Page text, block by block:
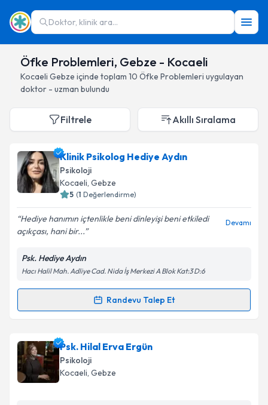
Doktor, klinik ara...
Öfke Problemleri, Gebze - Kocaeli
Kocaeli Gebze içinde toplam 10 Öfke Problemleri uygulayan
doktor - uzman bulundu
Filtrele Akıllı Sıralama
Klinik Psikolog Hediye Aydın
Psikoloji
Kocaeli, Gebze
5 (1 Değerlendirme)
Hediye hanımın içtenlikle beni dinleyişi beni etkiledi
açıkçası, hani bir...
Devamı
Psk. Hediye Aydın
Hacı Halil Mah. Adliye Cad. Nida İş Merkezi A Blok Kat:3 D:6
Randevu Talep Et
Randevu Takvimi Talebi
Klinik Psikolog Hediye Aydın
talebi oluşturun. Size bu uzmandan randevu almanız
için bir takvim hazırlandığında e-posta ile
bilgilendireceğiz.
Psk. Hilal Erva Ergün
Psikoloji
Kocaeli, Gebze